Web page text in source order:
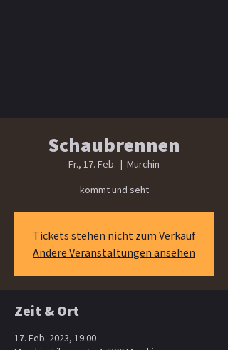
Schaubrennen
Fr., 17. Feb.
  |
Murchin
kommt und seht
Tickets stehen nicht zum Verkauf
Andere Veranstaltungen ansehen
Zeit & Ort
17. Feb. 2023, 19:00